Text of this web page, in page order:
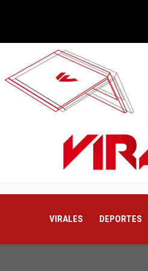
VIRALES DEPORTES